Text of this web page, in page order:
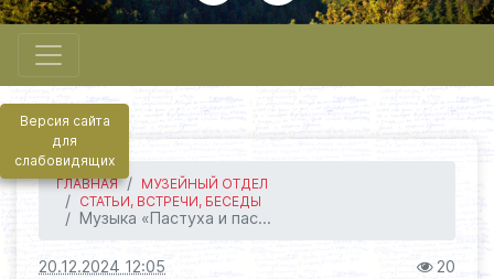
Версия сайта
для
слабовидящих
ГЛАВНАЯ
МУЗЕЙНЫЙ ОТДЕЛ
СТАТЬИ, ВСТРЕЧИ, БЕСЕДЫ
Музыка «Пастуха и пас...
20.12.2024 12:05 20